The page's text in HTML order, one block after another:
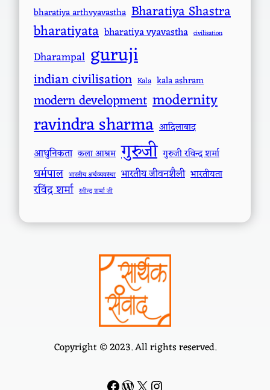
bharatiya arthvyavastha Bharatiya Shastra
bharatiyata bharatiya vyavastha civilisation
Dharampal guruji
indian civilisation Kala kala ashram
modern development modernity
ravindra sharma आदिलाबाद
आधुनिकता कला आश्रम गुरुजी गुरुजी रविन्द्र शर्मा
धर्मपाल भारतीय अर्थव्यवस्था भारतीय जीवनशैली भारतीयता
रविंद्र शर्मा रवीन्द्र शर्मा जी
Copyright © 2023. All rights reserved.